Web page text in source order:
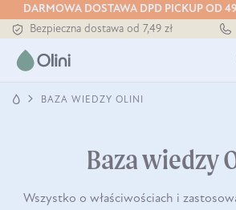
DARMOWA DOSTAWA DPD PICKUP OD
Bezpieczna dostawa od 7,49 zł
Darmowa dostawa od 199 zł
Tłoczony zawsze na zimno
BAZA WIEDZY OLINI
Baza wiedzy
Wszystko o właściwościach i